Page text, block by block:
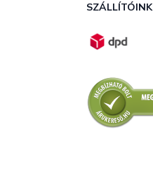
SZÁLLÍTÓINK